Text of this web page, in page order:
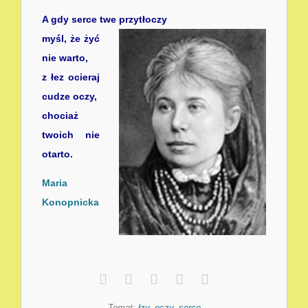
A gdy serce twe przytłoczy
myśl, że żyć
nie warto,
z łez ocieraj
cudze oczy,
chociaż
twoich nie
otarto.
Maria
Konopnicka